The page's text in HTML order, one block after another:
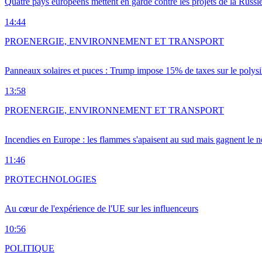
14:44
Panneaux solaires et puces : Trump impose 15% de taxes sur le
13:58
PROENERGIE, ENVIRONNEMENT ET TRANSPORT
Incendies en Europe : les flammes s'apaisent au sud mais gagnent le
11:46
PROENERGIE, ENVIRONNEMENT ET TRANSPORT
Au cœur de l'expérience de l'UE sur les influenceurs
10:56
PROTECHNOLOGIES
POLITIQUE